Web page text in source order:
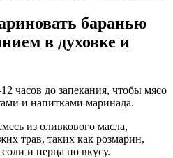
баранью
в духовке и
часов до запекания, чтобы мясо
и напитками маринада.
из оливкового масла,
трав, таких как розмарин,
и перца по вкусу.